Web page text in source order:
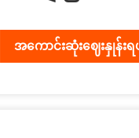
အကောင်းဆုံးဈေးနှုန်းရ